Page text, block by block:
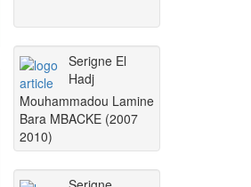
Serigne El
Hadj
Mouhammadou Lamine
Bara MBACKE (2007
2010)